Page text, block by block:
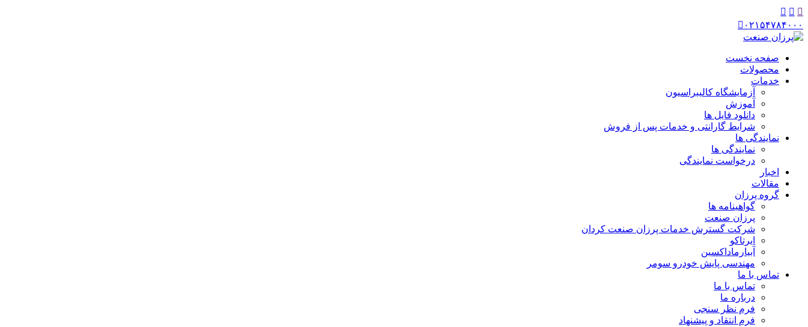
  
 ۰۲۱۵۴۷۸۴۰۰۰
صفحه نخست
محصولات
خدمات
آزمایشگاه کالیبراسیون
آموزش
دانلود فایل ها
شرایط گارانتی و خدمات پس از فروش
نمایندگی ها
نمایندگی ها
درخواست نمایندگی
اخبار
مقالات
گروه پرزان
گواهینامه ها
پرزان صنعت
شرکت گسترش خدمات پرزان صنعت کردان
ایرتاکو
آبیارماداکسین
مهندسی پایش خودرو سومر
تماس با ما
تماس با ما
درباره ما
فرم نظر سنجی
فرم انتقاد و پیشنهاد